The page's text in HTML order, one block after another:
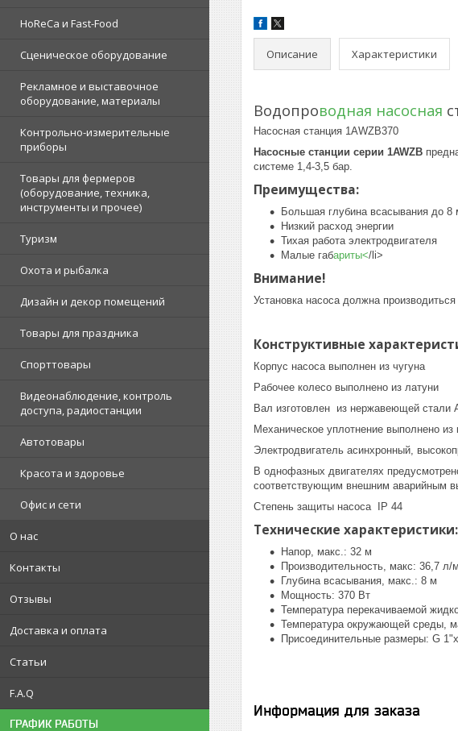
HoReCa и Fast-Food
Сценическое оборудование
Рекламное и выставочное
оборудование, материалы
Контрольно-измерительные
приборы
Товары для фермеров
(оборудование, техника,
инструменты и прочее)
Туризм
Охота и рыбалка
Дизайн и декор помещений
Товары для праздника
Спорттовары
Видеонаблюдение, контроль
доступа, радиостанции
Автотовары
Красота и здоровье
Офис и сети
О нас
Контакты
Отзывы
Доставка и оплата
Статьи
F.A.Q
ГРАФИК РАБОТЫ
Описание Характеристики
Водопроводная насосная
Насосная станция 1AWZB370
Насосные станции серии 1AWZB
системе 1,4-3,5 бар.
Преимущества:
Большая глубина всасывания до 8
Низкий расход энергии
Тихая работа электродвигателя
Малые габариты</li>
Внимание!
Установка насоса должна
Конструктивные
Корпус насоса выполнен из чугуна
Рабочее колесо выполнено из латуни
Вал изготовлен из нержавеющей стали
Механическое уплотнение выполнено из
Электродвигатель асинхронный,
В однофазных двигателях
соответствующим внешним аварийным
Степень защиты насоса IP 44
Технические характеристики:
Напор, макс.: 32 м
Производительность, макс: 36,7 л/
Глубина всасывания, макс.: 8 м
Мощность: 370 Вт
Температура перекачиваемой
Температура окружающей среды,
Присоединительные размеры: G
Информация для заказа